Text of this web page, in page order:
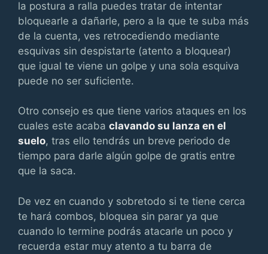
la postura a ralla puedes tratar de intentar
bloquearle a dañarle, pero a la que te suba más
de la cuenta, ves retrocediendo mediante
esquivas sin despistarte (atento a bloquear)
que igual te viene un golpe y una sola esquiva
puede no ser suficiente.
Otro consejo es que tiene varios ataques en los
cuales este acaba clavando su lanza en el
suelo, tras ello tendrás un breve periodo de
tiempo para darle algún golpe de gratis entre
que la saca.
De vez en cuando y sobretodo si te tiene cerca
te hará combos, bloquea sin parar ya que
cuando lo termine podrás atacarle un poco y
recuerda estar muy atento a tu barra de